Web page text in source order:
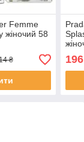
Femme
жіночий 58
₴ 196